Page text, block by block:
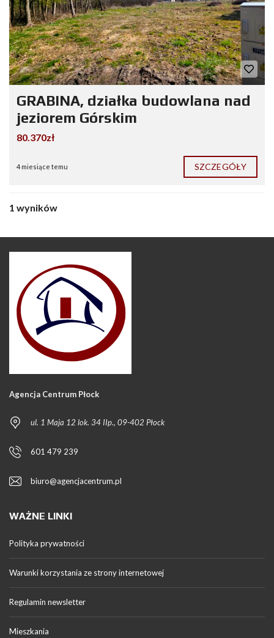
GRABINA, działka budowlana nad
jeziorem Górskim
80.370zł
4 miesiące temu SZCZEGÓŁY
1 wyników
Agencja Centrum Płock
ul. 1 Maja 12 lok. 34 IIp., 09-402 Płock
601 479 239
biuro@agencjacentrum.pl
WAŻNE LINKI
Polityka prywatności
Warunki korzystania ze strony internetowej
Regulamin newsletter
Mieszkania